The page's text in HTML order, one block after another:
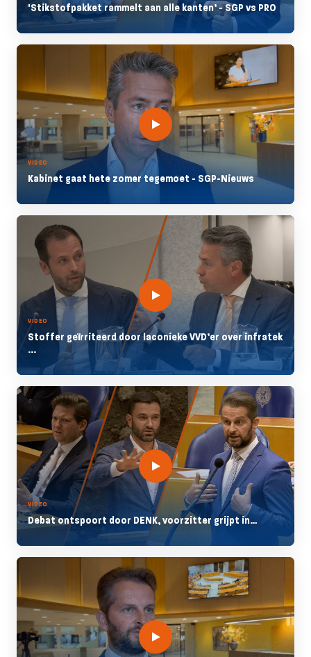
'Stikstofpakket rammelt aan alle kanten’ - SGP vs PRO
VIDEO
Kabinet gaat hete zomer tegemoet - SGP-Nieuws
VIDEO
Stoffer geïrriteerd door laconieke VVD’er over infratek
...
VIDEO
Debat ontspoort door DENK, voorzitter grijpt in…